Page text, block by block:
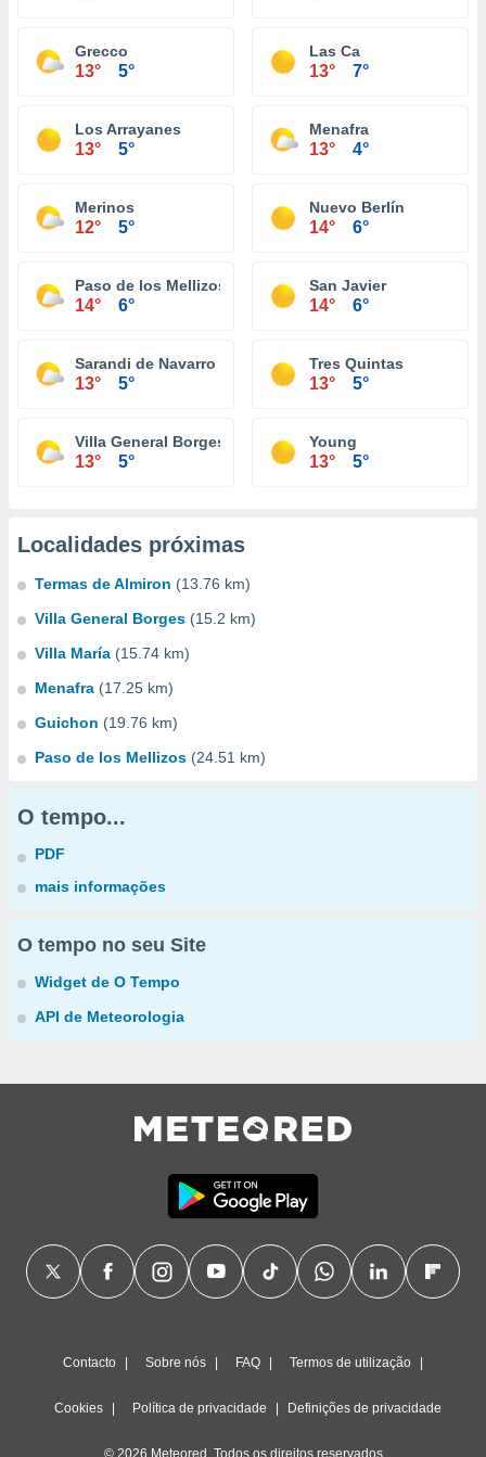
Grecco
13° 5°
Las Ca
13° 7°
Los Arrayanes
13° 5°
Menafra
13° 4°
Merinos
12° 5°
Nuevo Berlín
14° 6°
Paso de los Mellizos
14° 6°
San Javier
14° 6°
Sarandi de Navarro
13° 5°
Tres Quintas
13° 5°
Villa General Borges
13° 5°
Young
13° 5°
Localidades próximas
Termas de Almiron (13.76 km)
Villa General Borges (15.2 km)
Villa María (15.74 km)
Menafra (17.25 km)
Guichon (19.76 km)
Paso de los Mellizos (24.51 km)
O tempo...
PDF
mais informações
O tempo no seu Site
Widget de O Tempo
API de Meteorologia
Contacto Sobre nós FAQ Termos de utilização
Cookies Política de privacidade Definições de privacidade
© 2026 Meteored. Todos os direitos reservados